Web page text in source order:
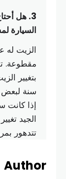
3. هل
السيارة
الزيت له
مقطوعة.
سنة لبعض
إذا كانت
الجيد
تتدهور
Author